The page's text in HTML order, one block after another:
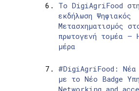
Το DigiAgriFood
εκδήλωση Ψηφιακός
Μετασχηματισμός
πρωτογενή τομέα –
μέρα
#DigiAgriFood: Νέα
με το Νέο Badge